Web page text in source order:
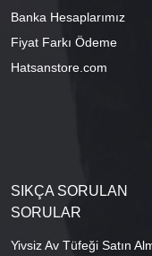
Banka Hesaplarımız
Fiyat Farkı Ödeme
Hatsanstore.com
SIKÇA SORULAN
SORULAR
Yivsiz Av Tüfeği Satın